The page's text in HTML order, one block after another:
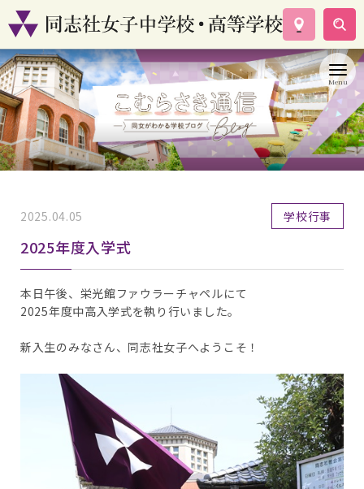
学校案内
コース紹介
学校生活
入試情報
資料請求
2025.04.05 学校行事
2025年度入学式
本日午後、栄光館ファウラーチャペルにて
2025年度中高入学式を執り行いました。
新入生のみなさん、同志社女子へようこそ！